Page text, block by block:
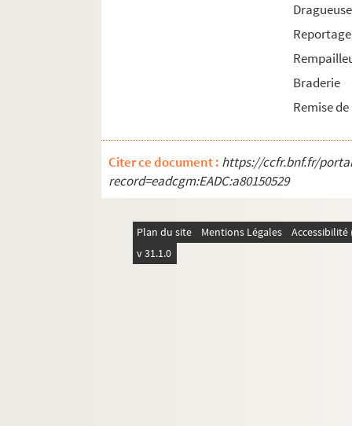
Dragueuse
Braderie
Remise
Citer ce document : https://ccfr.bnf.fr/
record=eadcgm:EADC:a80150529
Plan du site Mentions Légales
v 31.1.0